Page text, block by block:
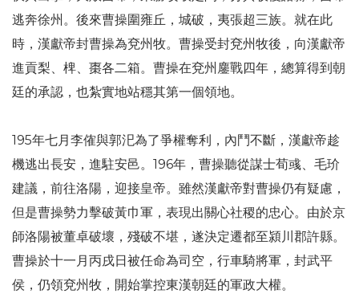
逃奔徐州。後來曹操圍雍丘，城破，夷張超三族。就在此
時，漢獻帝封曹操為兗州牧。曹操受封兗州牧後，向漢獻帝
進貢梨、椑、棗各二箱。曹操在兗州鏖戰四年，總算得到朝
廷的承認，也紮實地站穩其第一個領地。
195年七月李傕與郭汜為了爭權奪利，內鬥不斷，漢獻帝趁
機逃出長安，進駐安邑。196年，曹操聽從謀士荀彧、毛玠
建議，前往洛陽，迎接皇帝。雖然漢獻帝對曹操仍有疑慮，
但是曹操勢力擊破黃巾軍，表現出關心社稷的忠心。由於京
師洛陽被董卓破壞，殘破不堪，遂決定遷都至潁川郡許縣。
曹操於十一月丙戌日被任命為司空，行車騎將軍，封武平
侯，仍領兗州牧，開始掌控東漢朝廷的軍政大權。